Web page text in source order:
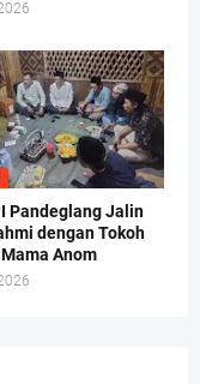
Pandeglang Jalin
dengan Tokoh
Anom